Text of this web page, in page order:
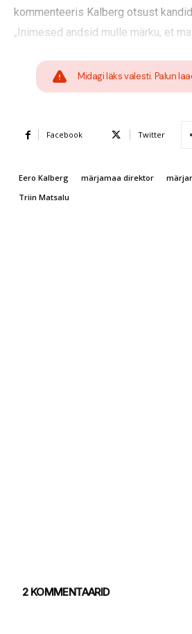
kommenteeris Kalberg otsust
„Inimesed andsid mulle märku, et
Midagi läks valesti. Palun
Facebook Twitter
Eero Kalberg märjamaa direktor
Triin Matsalu
2 KOMMENTAARID